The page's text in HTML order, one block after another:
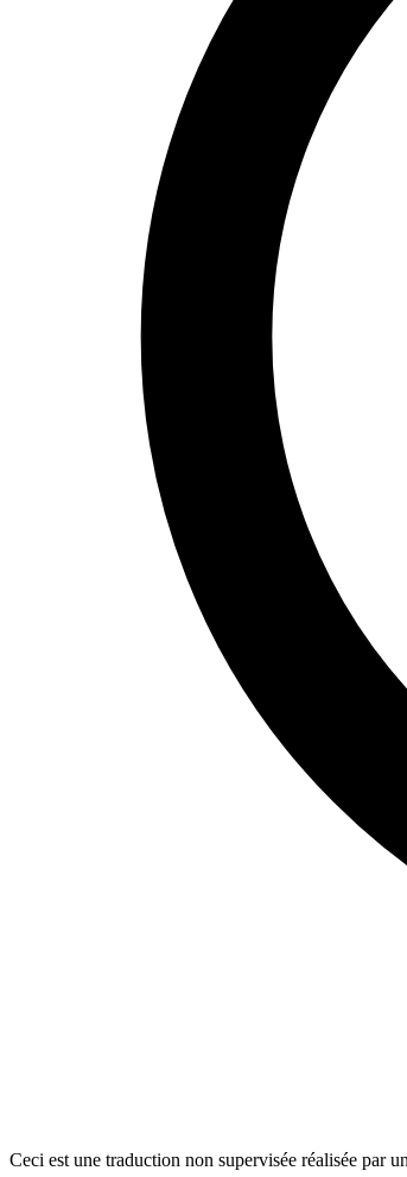
Ceci est une traduction non supervisée réalisée par